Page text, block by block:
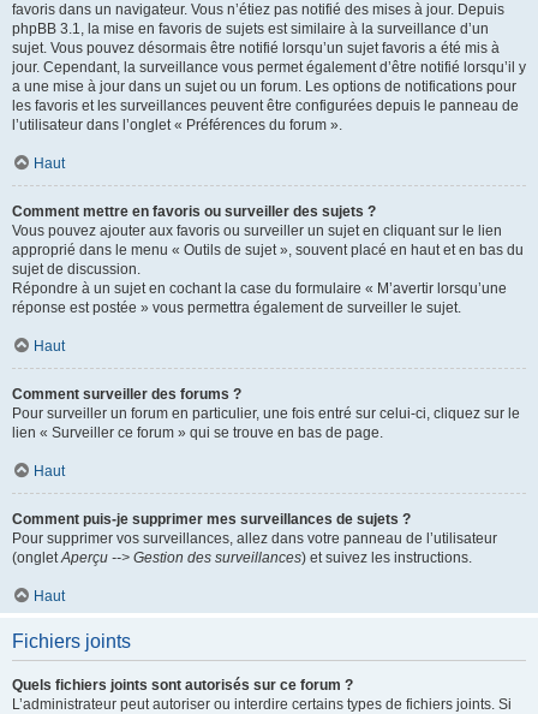
favoris dans un navigateur. Vous n’étiez pas notifié des mises à jour. Depuis
phpBB 3.1, la mise en favoris de sujets est similaire à la surveillance d’un
sujet. Vous pouvez désormais être notifié lorsqu’un sujet favoris a été mis à
jour. Cependant, la surveillance vous permet également d’être notifié lorsqu’il y
a une mise à jour dans un sujet ou un forum. Les options de notifications pour
les favoris et les surveillances peuvent être configurées depuis le panneau de
l’utilisateur dans l’onglet « Préférences du forum ».
Haut
Comment mettre en favoris ou surveiller des sujets ?
Vous pouvez ajouter aux favoris ou surveiller un sujet en cliquant sur le lien
approprié dans le menu « Outils de sujet », souvent placé en haut et en bas du
sujet de discussion.
Répondre à un sujet en cochant la case du formulaire « M’avertir lorsqu’une
réponse est postée » vous permettra également de surveiller le sujet.
Haut
Comment surveiller des forums ?
Pour surveiller un forum en particulier, une fois entré sur celui-ci, cliquez sur le
lien « Surveiller ce forum » qui se trouve en bas de page.
Haut
Comment puis-je supprimer mes surveillances de sujets ?
Pour supprimer vos surveillances, allez dans votre panneau de l’utilisateur
(ongletAperçu --> Gestion des surveillances) et suivez les instructions.
Haut
Fichiers joints
Quels fichiers joints sont autorisés sur ce forum ?
L’administrateur peut autoriser ou interdire certains types de fichiers joints. Si